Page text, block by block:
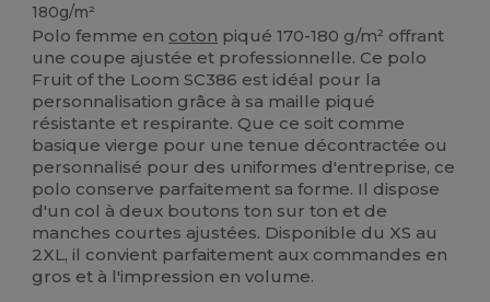
180g/m²
Polo femme en coton piqué 170-180 g/m² offrant
une coupe ajustée et professionnelle. Ce polo
Fruit of the Loom SC386 est idéal pour la
personnalisation grâce à sa maille piqué
résistante et respirante. Que ce soit comme
basique vierge pour une tenue décontractée ou
personnalisé pour des uniformes d'entreprise, ce
polo conserve parfaitement sa forme. Il dispose
d'un col à deux boutons ton sur ton et de
manches courtes ajustées. Disponible du XS au
2XL, il convient parfaitement aux commandes en
gros et à l'impression en volume.